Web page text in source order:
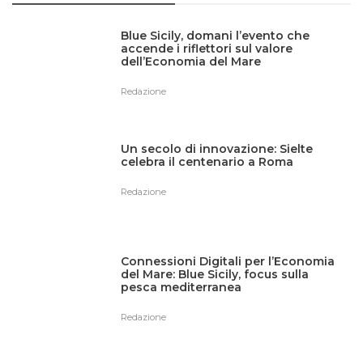
Blue Sicily, domani l’evento che
accende i riflettori sul valore
dell’Economia del Mare
Redazione
Un secolo di innovazione: Sielte
celebra il centenario a Roma
Redazione
Connessioni Digitali per l’Economia
del Mare: Blue Sicily, focus sulla
pesca mediterranea
Redazione